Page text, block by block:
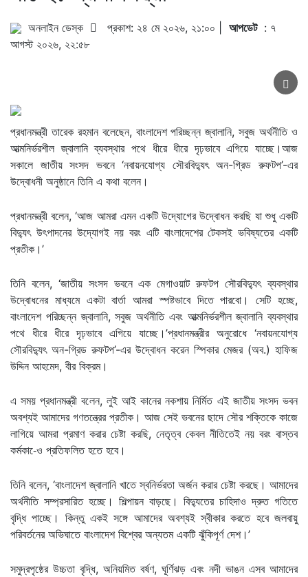
অনলাইন ডেস্ক প্রকাশ: ২৪ মে ২০২৬, ২১:০০ | আপডেট: ৭
আগস্ট ২০২৬, ২২:৫৮
প্রধানমন্ত্রী তারেক রহমান বলেছেন, বাংলাদেশ পরিচ্ছন্ন জ্বালানি, সবুজ অর্থনীতি ও
আত্মনির্ভরশীল জ্বালানি ব্যবস্থার পথে ধীরে ধীরে দৃঢ়ভাবে এগিয়ে যাচ্ছে।আজ
সকালে জাতীয় সংসদ ভবনে ‘নবায়নযোগ্য সৌরবিদ্যুৎ অন-গ্রিড রুফটপ’-এর
উদ্বোধনী অনুষ্ঠানে তিনি এ কথা বলেন।
প্রধানমন্ত্রী বলেন, ‘আজ আমরা এমন একটি উদ্যোগের উদ্বোধন করছি যা শুধু একটি
বিদ্যুৎ উৎপাদনের উদ্যোগই নয় বরং এটি বাংলাদেশের টেকসই ভবিষ্যতের একটি
প্রতীক।’
তিনি বলেন, ‘জাতীয় সংসদ ভবনে এক মেগাওয়াট রুফটপ সৌরবিদ্যুৎ ব্যবস্থার
উদ্বোধনের মাধ্যমে একটা বার্তা আমরা স্পষ্টভাবে দিতে পারবো। সেটি হচ্ছে,
বাংলাদেশ পরিচ্ছন্ন জ্বালানি, সবুজ অর্থনীতি এবং আত্মনির্ভরশীল জ্বালানি ব্যবস্থার
পথে ধীরে ধীরে দৃঢ়ভাবে এগিয়ে যাচ্ছে।’প্রধানমন্ত্রীর অনুরোধে ‘নবায়নযোগ্য
সৌরবিদ্যুৎ অন-গ্রিড রুফটপ’-এর উদ্বোধন করেন স্পিকার মেজর (অব.) হাফিজ
উদ্দিন আহমেদ, বীর বিক্রম।
এ সময় প্রধানমন্ত্রী বলেন, লুই আই কানের নকশায় নির্মিত এই জাতীয় সংসদ ভবন
অবশ্যই আমাদের গণতন্ত্রের প্রতীক। আজ সেই ভবনের ছাদে সৌর শক্তিকে কাজে
লাগিয়ে আমরা প্রমাণ করার চেষ্টা করছি, নেতৃত্ব কেবল নীতিতেই নয় বরং বাস্তব
কর্মকা-েও প্রতিফলিত হতে হবে।
তিনি বলেন, ‘বাংলাদেশ জ্বালানি খাতে স্বনির্ভরতা অর্জন করার চেষ্টা করছে। আমাদের
অর্থনীতি সম্প্রসারিত হচ্ছে। শিল্পায়ন বাড়ছে। বিদ্যুতের চাহিদাও দ্রুত গতিতে
বৃদ্ধি পাচ্ছে। কিন্তু একই সঙ্গে আমাদের অবশ্যই স্বীকার করতে হবে জলবায়ু
পরিবর্তনের অভিঘাতে বাংলাদেশ বিশ্বের অন্যতম একটি ঝুঁকিপূর্ণ দেশ।’
সমুদ্রপৃষ্ঠের উচ্চতা বৃদ্ধি, অনিয়মিত বর্ষণ, ঘূর্ণিঝড় এবং নদী ভাঙন এসব আমাদের